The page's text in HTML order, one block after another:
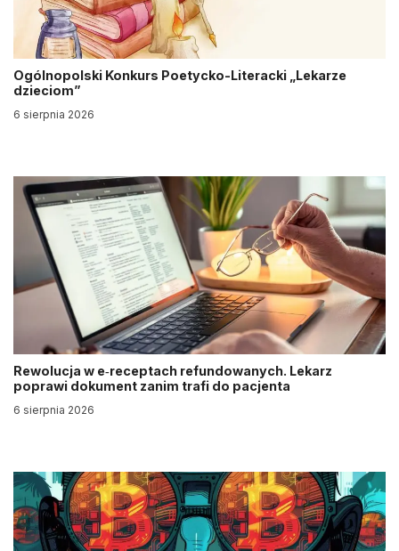
Ogólnopolski Konkurs Poetycko-Literacki „Lekarze
dzieciom”
6 sierpnia 2026
Rewolucja w e‑receptach refundowanych. Lekarz
poprawi dokument zanim trafi do pacjenta
6 sierpnia 2026